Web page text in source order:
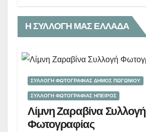
Η ΣΥΛΛΟΓΗ ΜΑΣ ΕΛΛΑΔΑ
ΣΥΛΛΟΓΗ ΦΩΤΟΓΡΑΦΙΑΣ ΔΗΜΟΣ ΠΩΓΩΝΙΟΥ
ΣΥΛΛΟΓΗ ΦΩΤΟΓΡΑΦΙΑΣ ΗΠΕΙΡΟΣ
Λίμνη Ζαραβίνα Συλλογή
Φωτογραφίας